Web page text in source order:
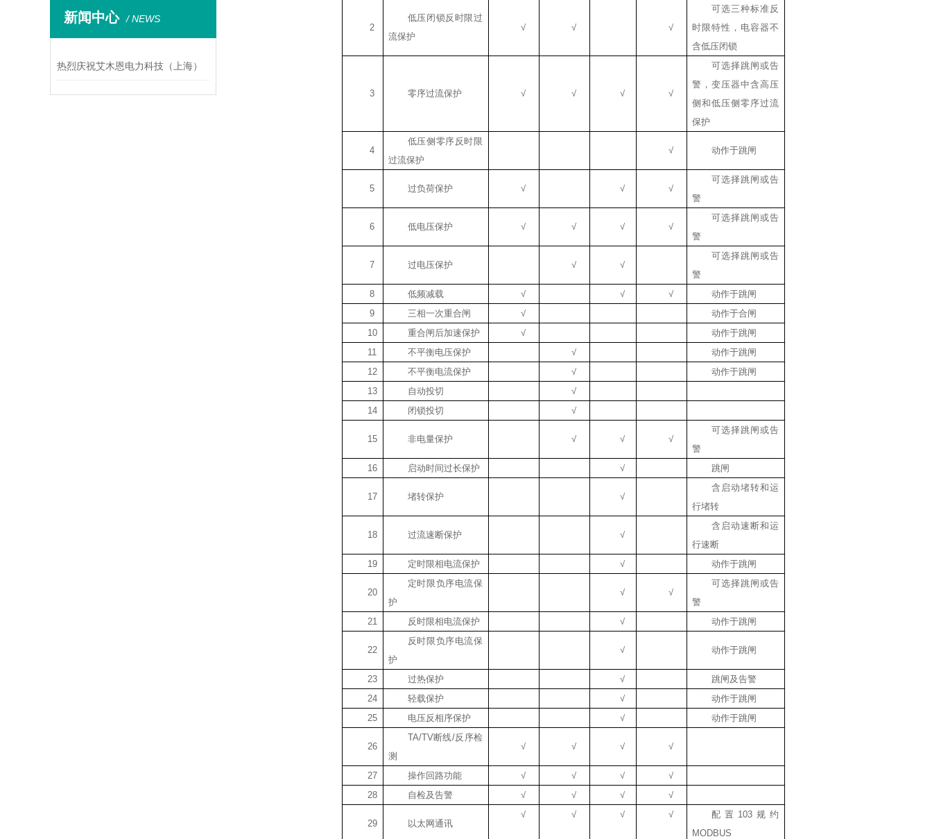
新闻中心 / NEWS
热烈庆祝艾木恩电力科技（上海）
有限公司官网更新上线！
2
低压闭锁反时限过
流保护
√ √ √
可选三种标准反
时限特性，电容器不
含低压闭锁
3 零序过流保护 √ √ √ √
可选择跳闸或告
警，变压器中含高压
侧和低压侧零序过流
保护
4
低压侧零序反时限
过流保护
√ 动作于跳闸
5 过负荷保护 √ √ √
可选择跳闸或告
警
6 低电压保护 √ √ √ √
可选择跳闸或告
警
7 过电压保护 √ √
可选择跳闸或告
警
8
低频减载 √ √ √
动作于跳闸
9
三相一次重合闸 √
动作于合闸
10
重合闸后加速保护 √
动作于跳闸
11
不平衡电压保护 √
动作于跳闸
12
不平衡电流保护 √
动作于跳闸
13
自动投切
√
14
闭锁投切 √
15 非电量保护 √ √ √
可选择跳闸或告
警
16
启动时间过长保护 √ 跳闸
17 堵转保护 √
含启动堵转和运
行堵转
18 过流速断保护 √
含启动速断和运
行速断
19
定时限相电流保护 √ 动作于跳闸
20
定时限负序电流保
护
√ √
可选择跳闸或告
警
21
反时限相电流保护 √ 动作于跳闸
22
反时限负序电流保
护
√ 动作于跳闸
23 过热保护 √
跳闸及告警
24
轻载保护 √
动作于跳闸
25
电压反相序保护 √ 动作于跳闸
26
TA/TV断线/反序检
测
√ √ √ √
27 操作回路功能 √ √ √
√
28
自检及告警 √ √ √ √
29 以太网通讯
√ √ √ √ 配置 103规约
MODBUS